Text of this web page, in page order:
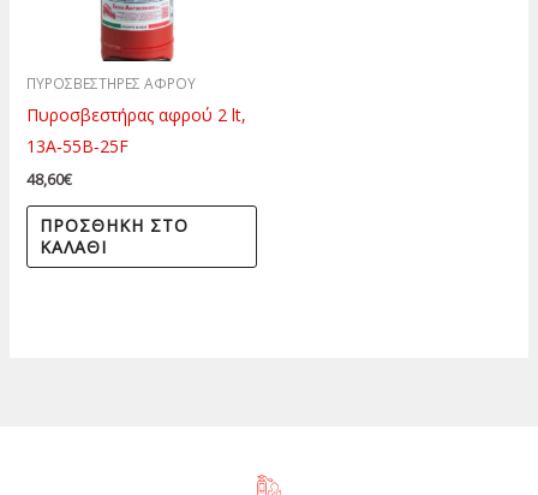
ΠΥΡΟΣΒΕΣΤΗΡΕΣ ΑΦΡΟΥ
Πυροσβεστήρας αφρού 2 lt,
13Α‐55Β‐25F
48,60€
ΠΡΟΣΘΉΚΗ ΣΤΟ
ΚΑΛΆΘΙ